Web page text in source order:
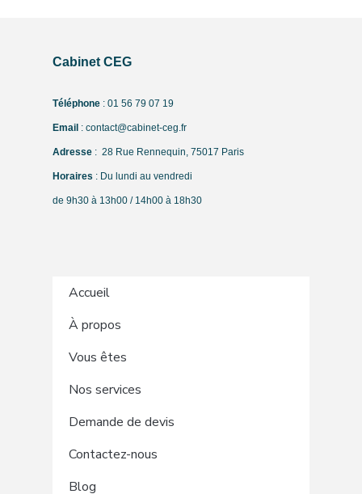
Cabinet CEG
Téléphone : 01 56 79 07 19
Email : contact@cabinet-ceg.fr
Adresse : 28 Rue Rennequin, 75017 Paris
Horaires : Du lundi au vendredi
de 9h30 à 13h00 / 14h00 à 18h30
Accueil
À propos
Vous êtes
Nos services
Demande de devis
Contactez-nous
Blog